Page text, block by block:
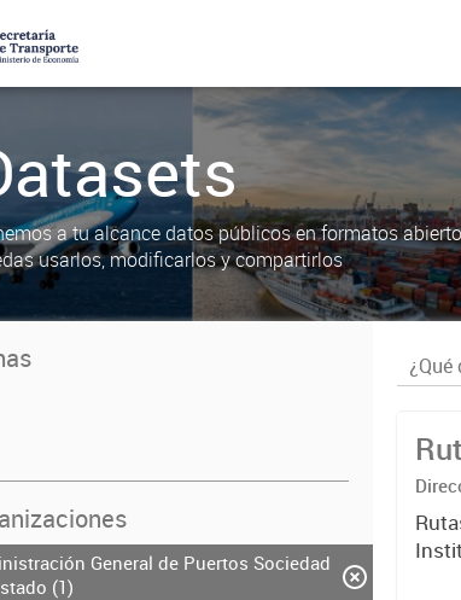
a tu alcance datos públicos en formatos
usarlos, modificarlos y compartirlos
General de Puertos Sociedad
(1)